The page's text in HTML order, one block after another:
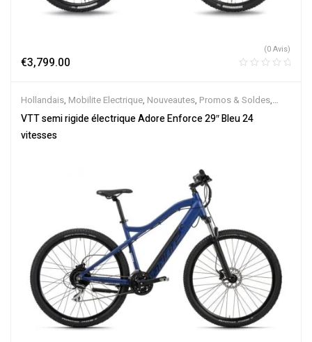
€3,799.00
(0 Avis)
Hollandais, Mobilite Electrique, Nouveautes, Promos & Soldes,
Semi-Rigides,Vélo électrique ville,Velos Electriques,VTT
Électriques
VTT semi rigide électrique Adore Enforce 29″ Bleu 24
vitesses